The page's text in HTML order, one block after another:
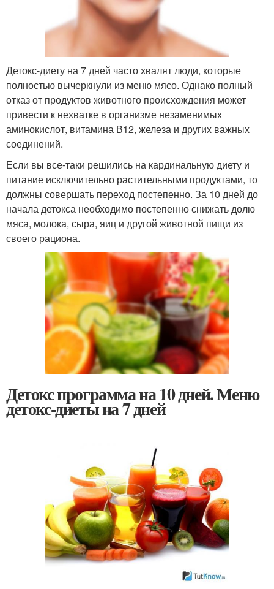
Детокс-диету на 7 дней часто хвалят люди, которые
полностью вычеркнули из меню мясо. Однако полный
отказ от продуктов животного происхождения может
привести к нехватке в организме незаменимых
аминокислот, витамина В12, железа и других важных
соединений.
Если вы все-таки решились на кардинальную диету и
питание исключительно растительными продуктами, то
должны совершать переход постепенно. За 10 дней до
начала детокса необходимо постепенно снижать долю
мяса, молока, сыра, яиц и другой животной пищи из
своего рациона.
Детокс программа на 10 дней. Меню
детокс-диеты на 7 дней